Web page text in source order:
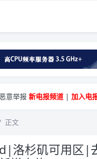
本|新加坡|美国等多地vps测评|移动直连
意举报 新电报频道 | 加入电
正文
洛杉矶可用区|